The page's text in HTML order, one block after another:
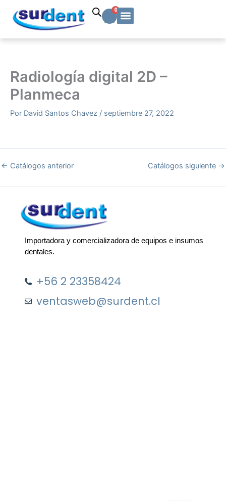
contenido
0
Carrito
Radiología digital 2D –
Planmeca
Por David Santos Chavez / septiembre 27, 2022
← Catálogos anterior Catálogos siguiente →
Importadora y comercializadora de equipos e insumos
dentales.
+56 2 23358424
ventasweb@surdent.cl